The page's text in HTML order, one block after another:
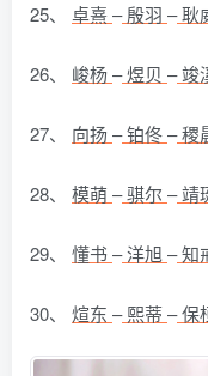
25、 卓熹–殷羽 –耿
26、 峻杨–煜贝 –竣
27、 向扬 –铂佟–稷
28、 模萌 –骐尔 –靖
29、 懂书–洋旭–知
30、 煊东 –熙蒂–保